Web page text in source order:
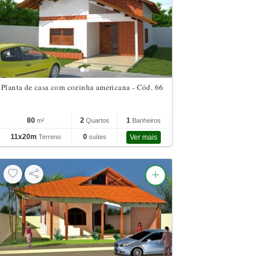
Planta de casa com cozinha americana - Cód. 66
80 m² 2 Quartos 1 Banheiros
11x20m Terreno 0 suítes Ver mais